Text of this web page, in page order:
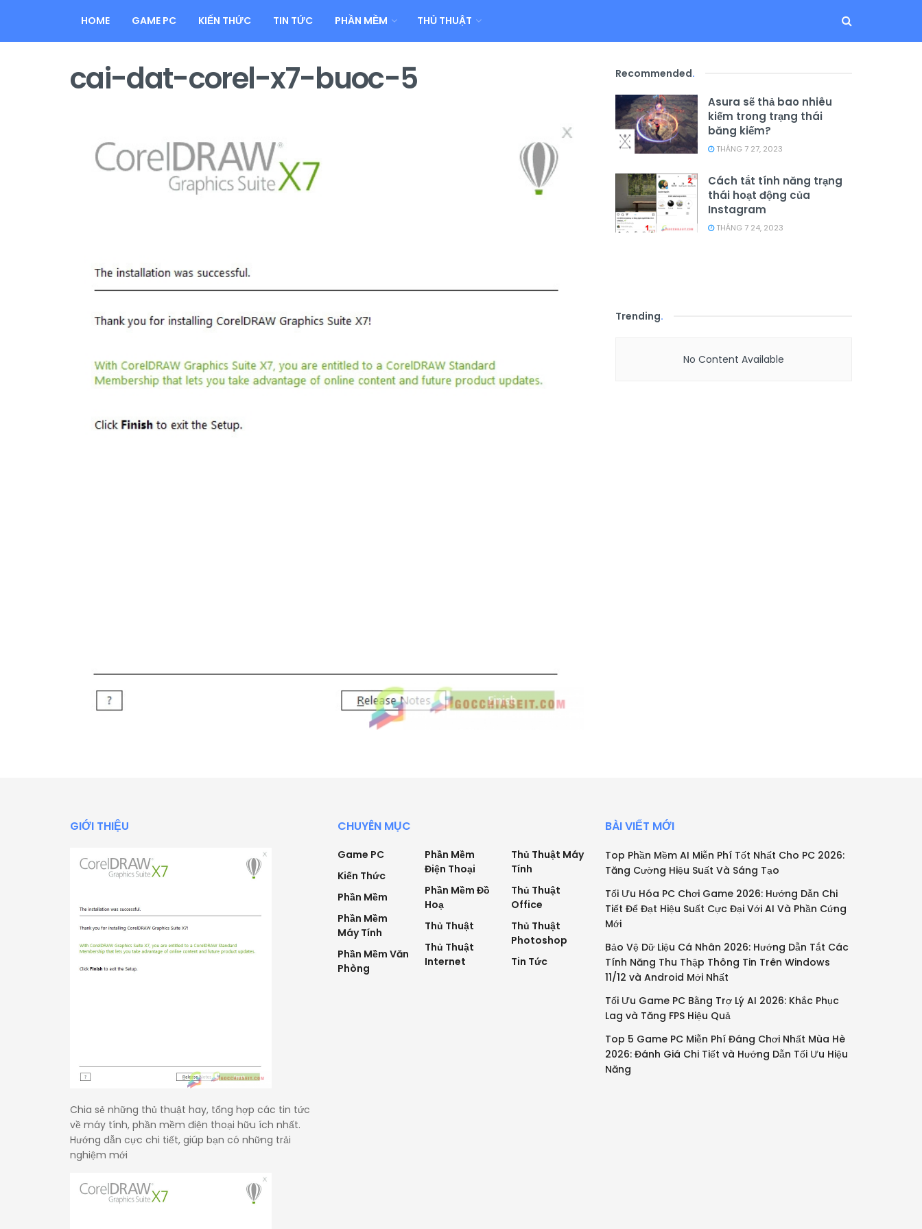
HOME GAME PC KIẾN THỨC TIN TỨC PHẦN MỀM THỦ THUẬT
cai-dat-corel-x7-buoc-5 Recommended.
Asura sẽ thả bao nhiêu
kiếm trong trạng thái
băng kiếm?
THÁNG 7 27, 2023
Cách tắt tính năng trạng
thái hoạt động của
Instagram
THÁNG 7 24, 2023
Trending.
No Content Available
GIỚI THIỆU
Chia sẻ những thủ thuật hay, tổng hợp các tin tức
về máy tính, phần mềm điện thoại hữu ích nhất.
Hướng dẫn cực chi tiết, giúp bạn có những trải
nghiệm mới
CHUYÊN MỤC
Game PC
Kiến Thức
Phần Mềm
Phần Mềm
Máy Tính
Phần Mềm Văn
Phòng
Phần Mềm
Điện Thoại
Phần Mềm Đồ
Hoạ
Thủ Thuật
Thủ Thuật
Internet
Thủ Thuật Máy
Tính
Thủ Thuật
Office
Thủ Thuật
Photoshop
Tin Tức
BÀI VIẾT MỚI
Top Phần Mềm AI Miễn Phí Tốt Nhất Cho PC 2026:
Tăng Cường Hiệu Suất Và Sáng Tạo
Tối Ưu Hóa PC Chơi Game 2026: Hướng Dẫn Chi
Tiết Để Đạt Hiệu Suất Cực Đại Với AI Và Phần Cứng
Mới
Bảo Vệ Dữ Liệu Cá Nhân 2026: Hướng Dẫn Tắt Các
Tính Năng Thu Thập Thông Tin Trên Windows
11/12 và Android Mới Nhất
Tối Ưu Game PC Bằng Trợ Lý AI 2026: Khắc Phục
Lag và Tăng FPS Hiệu Quả
Top 5 Game PC Miễn Phí Đáng Chơi Nhất Mùa Hè
2026: Đánh Giá Chi Tiết và Hướng Dẫn Tối Ưu Hiệu
Năng